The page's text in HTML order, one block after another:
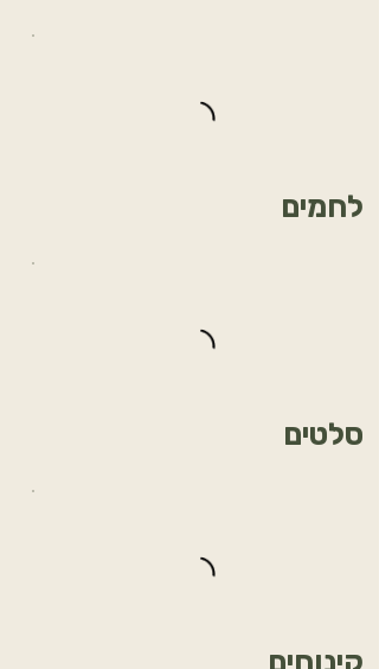
לחמים
סלטים